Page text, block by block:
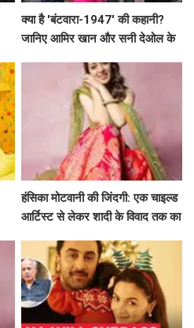
क्या है 'बंटवारा-1947' की कहानी?
जानिए आमिर खान और सनी देओल के
हंसिका मोटवानी की जिंदगी: एक चाइल्ड
आर्टिस्ट से लेकर शादी के विवाद तक का